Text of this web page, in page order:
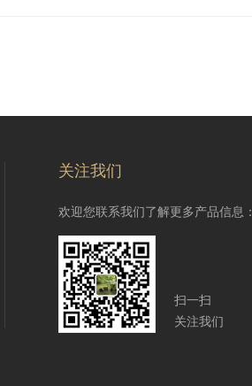
关注我们
欢迎您联系我们了解更多产品信息：
扫一扫
关注我们